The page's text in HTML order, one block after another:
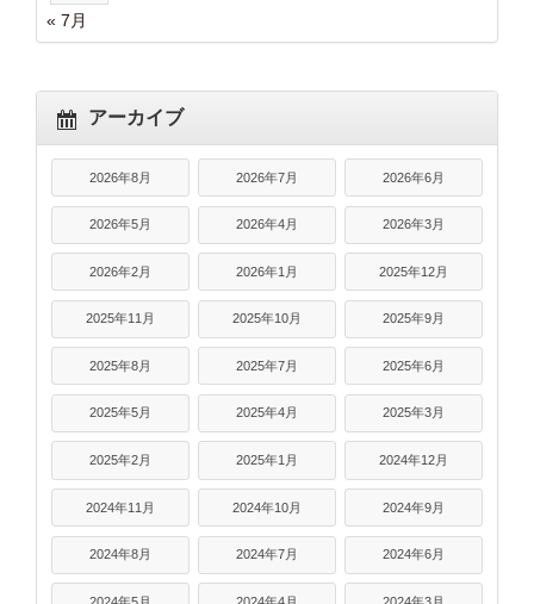
« 7月
アーカイブ
2026年8月 2026年7月 2026年6月
2026年5月 2026年4月 2026年3月
2026年2月 2026年1月 2025年12月
2025年11月 2025年10月 2025年9月
2025年8月 2025年7月 2025年6月
2025年5月 2025年4月 2025年3月
2025年2月 2025年1月 2024年12月
2024年11月 2024年10月 2024年9月
2024年8月 2024年7月 2024年6月